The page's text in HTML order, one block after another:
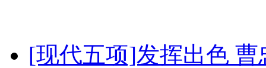
[现代五项]发挥出色